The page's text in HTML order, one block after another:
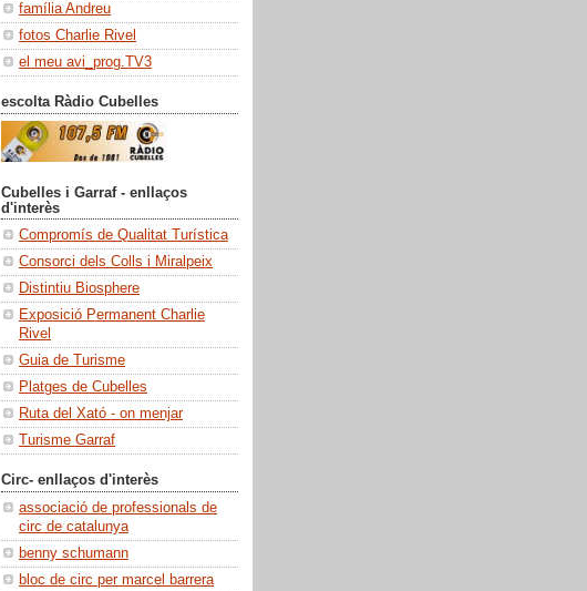
família Andreu
fotos Charlie Rivel
el meu avi_prog.TV3
escolta Ràdio Cubelles
Cubelles i Garraf - enllaços
d'interès
Compromís de Qualitat Turística
Consorci dels Colls i Miralpeix
Distintiu Biosphere
Exposició Permanent Charlie
Rivel
Guia de Turisme
Platges de Cubelles
Ruta del Xató - on menjar
Turisme Garraf
Circ- enllaços d'interès
associació de professionals de
circ de catalunya
benny schumann
bloc de circ per marcel barrera